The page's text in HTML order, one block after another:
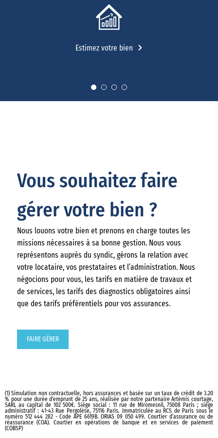
Estimez votre bien
Vous souhaitez faire
gérer votre bien ?
Nous louons votre bien et prenons en charge toutes les
missions nécessaires à sa bonne gestion. Nous vous
représentons auprès du syndic, gérons la relation avec
votre locataire, vos prestataires et l’administration. Nous
négocions pour vous, les tarifs en matière de travaux et
de services, les tarifs des diagnostics obligatoires ainsi
que des tarifs préférentiels pour vos assurances.
FAIRE GÉRER
(1) Simulation non contractuelle, hors assurances et basée sur un taux de crédit de 3.20
% pour une durée d'emprunt de 25 ans, réalisée par notre partenaire Artémis courtage,
SARL au capital de 102 500€. Siège social : 11 rue de Miromesnil, 75008 Paris ; siège
administratif : 41-43 Rue Pergolèse, 75116 Paris. Immatriculée au RCS de Paris sous le
numéro 512 444 282 - Code APE 6619B. ORIAS 09 050 499. Courtier d’assurance ou de
réassurance (COA). Courtier en opérations de banque et en services de paiement
(COBSP)